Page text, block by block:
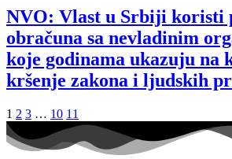
NVO: Vlast u Srbiji koristi
obračuna sa nevladinim
koje godinama ukazuju na
kršenje zakona i ljudskih
1 2 3 … 10 11